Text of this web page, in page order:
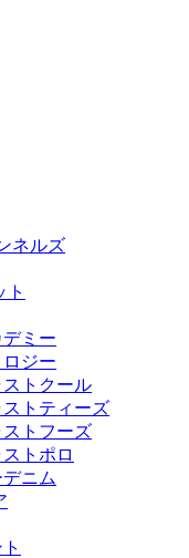
ネルズ
ト
ミー
ジー
トクール
トティーズ
トフーズ
トポロ
ニム